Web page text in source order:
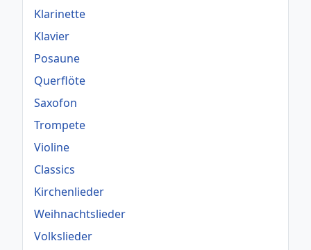
Klarinette
Klavier
Posaune
Querflöte
Saxofon
Trompete
Violine
Classics
Kirchenlieder
Weihnachtslieder
Volkslieder